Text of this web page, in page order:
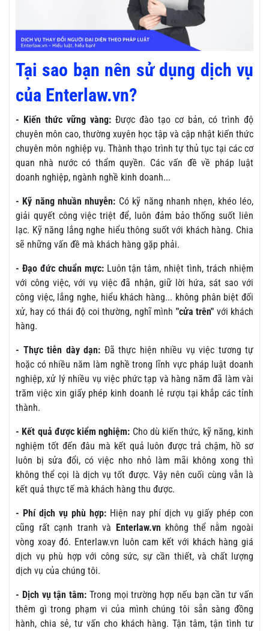
Tại sao bạn nên sử dụng dịch vụ
của Enterlaw.vn?
- Kiến thức vững vàng: Được đào tạo cơ bản, có trình độ
chuyên môn cao, thường xuyên học tập và cập nhật kiến thức
chuyên môn nghiệp vụ. Thành thạo trình tự thủ tục tại các cơ
quan nhà nước có thẩm quyền. Các vấn đề về pháp luật
doanh nghiệp, ngành nghề kinh doanh...
- Kỹ năng nhuần nhuyễn: Có kỹ năng nhanh nhẹn, khéo léo,
giải quyết công việc triệt để, luôn đảm bảo thống suốt liên
lạc. Kỹ năng lắng nghe hiểu thông suốt với khách hàng. Chia
sẽ những vấn đề mà khách hàng gặp phải.
- Đạo đức chuẩn mực:Luôn tận tâm, nhiệt tình, trách nhiệm
với công việc, với vụ việc đã nhận, giữ lời hứa, sát sao với
công việc, lắng nghe, hiểu khách hàng... không phân biệt đối
xử, hay có thái độ coi thường, nghĩ mình "cửa trên" với khách
hàng.
- Thực tiễn dày dạn: Đã thực hiện nhiều vụ việc tương tự
hoặc có nhiều năm làm nghề trong lĩnh vực pháp luật doanh
nghiệp, xử lý nhiều vụ việc phức tạp và hàng năm đã làm vài
trăm việc xin giấy phép kinh doanh lẻ rượu tại khắp các tỉnh
thành.
- Kết quả được kiểm nghiệm: Cho dù kiến thức, kỹ năng, kinh
nghiệm tốt đến đâu mà kết quả luôn được trả chậm, hồ sơ
luôn bị sửa đổi, có việc nho nhỏ làm mãi không xong thì
không thể cọi là dịch vụ tốt được. Vậy nên cuối cùng vẫn là
kết quả thực tế mà khách hàng thu được.
- Phí dịch vụ phù hợp: Hiện nay phí dịch vụ giấy phép con
cũng rất cạnh tranh và Enterlaw.vn không thể nằm ngoài
vòng xoay đó. Enterlaw.vn luôn cam kết với khách hàng giá
dịch vụ phù hợp với công sức, sự cần thiết, và chất lượng
dịch vụ của chúng tôi.
- Dịch vụ tận tâm: Trong mọi trường hợp nếu bạn cần tư vấn
thêm gì trong phạm vi của mình chúng tôi sẵn sàng đồng
hành, chia sẻ, tư vấn cho khách hàng. Tận tâm, tận tình tư